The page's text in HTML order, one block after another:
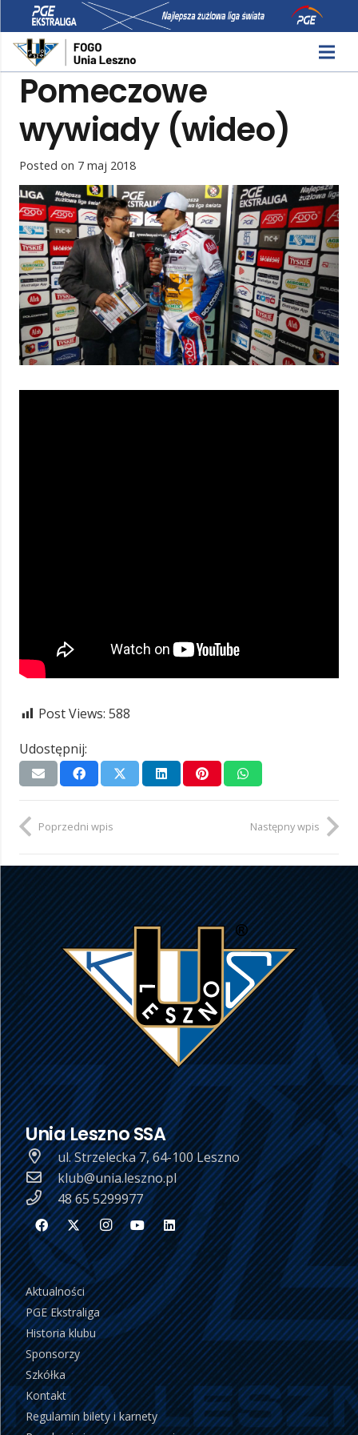
Pomeczowe
wywiady (wideo)
Posted on 7 maj 2018
Post Views: 588
Udostępnij:
Poprzedni wpis Następny wpis
Unia Leszno SSA
ul. Strzelecka 7, 64-100 Leszno
klub@unia.leszno.pl
48 65 5299977
Aktualności
PGE Ekstraliga
Historia klubu
Sponsorzy
Szkółka
Kontakt
Regulamin bilety i karnety